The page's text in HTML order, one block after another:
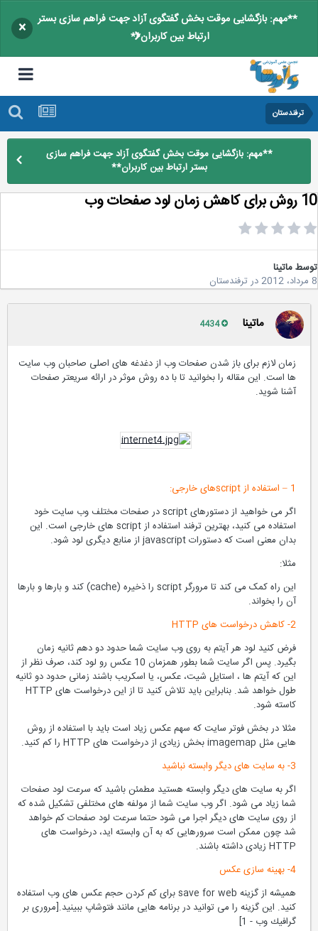
**مهم: بازگشایی موقت بخش گفتگوی آزاد جهت فراهم سازی بستر
ارتباط بین کاربران**
×
ترفندستان
**مهم: بازگشایی موقت بخش گفتگوی آزاد جهت فراهم سازی
بستر ارتباط بین کاربران**
وب
ماتینا
درترفندستان
ماتینا
زمان لازم برای باز شدن صفحات وب از دغدغه های اصلی صاحبان وب سایت
ها است. این مقاله را بخوانید تا با ده روش موثر در ارائه سریعتر صفحات
آشنا شوید.
اگر می خواهید از دستورهای script در صفحات مختلف وب سایت خود
استفاده می کنید، بهترین ترفند استفاده از script های خارجی است. این
بدان معنی است که دستورات javascript از منابع دیگری لود شود.
مثلا:
این راه کمک می کند تا مرورگر script را ذخیره (cache) کند و بارها و بارها
آن را بخواند.
فرض کنید لود هر آیتم به روی وب سایت شما حدود دو دهم ثانیه زمان
بگیرد. پس اگر سایت شما بطور همزمان 10 عکس رو لود کند، صرف نظر از
این که آیتم ها ، استایل شیت، عکس، یا اسکریب باشند زمانی حدود دو ثانیه
طول خواهد شد. بنابراین باید تلاش کنید تا از این درخواست های HTTP
کاسته شود.
مثلا در بخش فوتر سایت که سهم عکس زیاد است باید با استفاده از روش
هایی مثل imagemap بخش زیادی از درخواست های HTTP را کم کنید.
اگر به سایت های دیگر وابسته هستید مطمئن باشید که سرعت لود صفحات
شما زیاد می شود. اگر وب سایت شما از مولفه های مختلفی تشکیل شده که
از روی سایت های دیگر اجرا می شود حتما سرعت لود صفحات کم خواهد
شد چون ممکن است سرورهایی که به آن وابسته اید، درخواست های
HTTP زیادی داشته باشند.
همیشه از گزینه save for web برای کم کردن حجم عکس های وب استفاده
کنید. این گزینه را می توانید در برنامه هایی مانند فتوشاپ ببینید.[مروری بر
گرافیك وب - 1]